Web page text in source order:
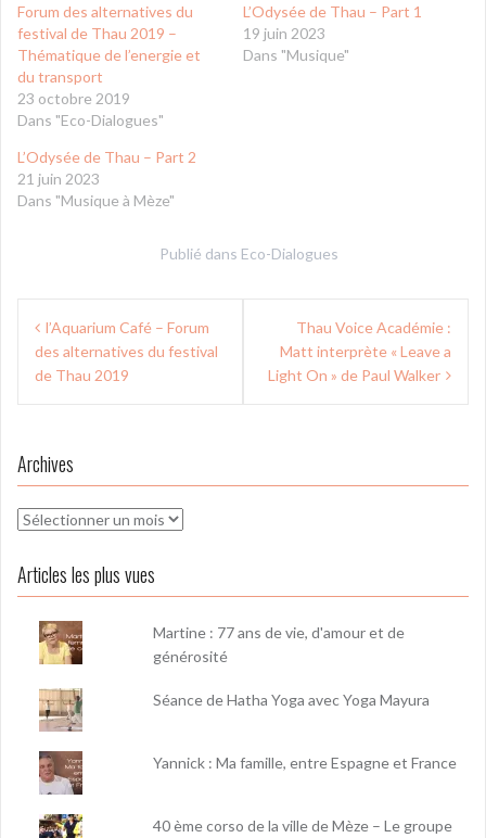
Forum des alternatives du
festival de Thau 2019 –
Thématique de l’energie et
du transport
23 octobre 2019
Dans "Eco-Dialogues"
L’Odysée de Thau – Part 1
19 juin 2023
Dans "Musique"
L’Odysée de Thau – Part 2
21 juin 2023
Dans "Musique à Mèze"
Publié dans Eco-Dialogues
Navigation
de
l’article
l’Aquarium Café – Forum
des alternatives du festival
de Thau 2019
Thau Voice Académie :
Matt interprète « Leave a
Light On » de Paul Walker
Archives
Archives
Articles les plus vues
Martine : 77 ans de vie, d'amour et de
générosité
Séance de Hatha Yoga avec Yoga Mayura
Yannick : Ma famille, entre Espagne et France
40 ème corso de la ville de Mèze – Le groupe